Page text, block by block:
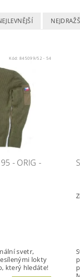
Kód: 845099/52 - 54
95 - ORIG -
svetr,
lokty
který hledáte!